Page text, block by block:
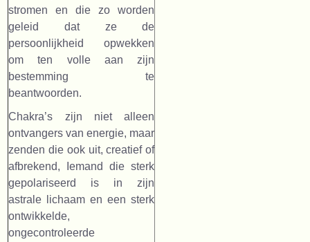
stromen en die zo worden
geleid dat ze de
persoonlijkheid opwekken
om ten volle aan zijn
bestemming te
beantwoorden.
Chakra’s zijn niet alleen
ontvangers van energie, maar
zenden die ook uit, creatief of
afbrekend, Iemand die sterk
gepolariseerd is in zijn
astrale lichaam en een sterk
ontwikkelde,
ongecontroleerde